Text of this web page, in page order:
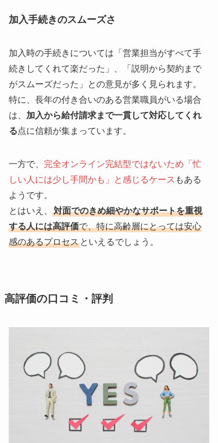
加入手続きのスムーズさ
加入時の手続きについては「営業担当がすべて手
続きしてくれて楽だった」、「説明から契約まで
がスムーズだった」との意見が多く見られます。
特に、長年の付き合いのある営業職員がいる場合
は、 加入から給付請求まで一貫して対応してくれ
る点に信頼が集まっています。
一方で、 完全オンライン完結型ではないため「忙
しい人には少し手間かも」と感じるケース もある
ようです。
とはいえ、 対面でのきめ細やかなサポートを重視
する人には高評価で、特に高齢層にとっては安心
感のあるプロセスといえるでしょう。
高評価の口コミ・評判